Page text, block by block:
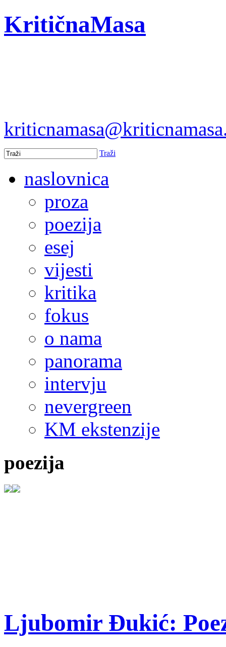
KritičnaMasa
Traži
naslovnica
proza
poezija
esej
vijesti
kritika
fokus
o nama
panorama
intervju
nevergreen
KM ekstenzije
poezija
Ljubomir Đukić: